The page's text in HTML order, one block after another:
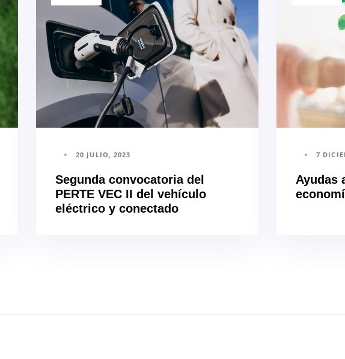
20 JULIO, 2023
Segunda convocatoria del
PERTE VEC II del vehículo
eléctrico y conectado
7
Ayudas